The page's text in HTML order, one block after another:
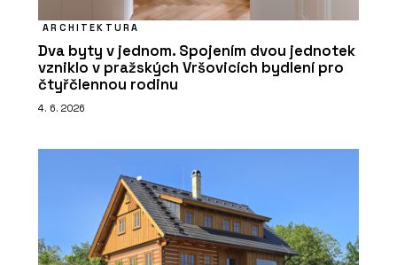
ARCHITEKTURA
Dva byty v jednom. Spojením dvou jednotek
vzniklo v pražských Vršovicích bydlení pro
čtyřčlennou rodinu
4. 6. 2026